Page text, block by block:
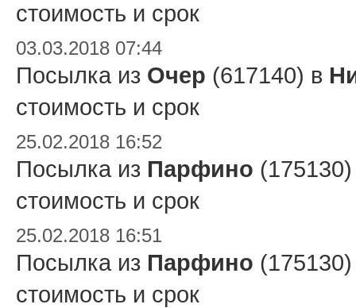
стоимость и срок
03.03.2018 07:44
Посылка из Очер (617140) в
стоимость и срок
25.02.2018 16:52
Посылка из Парфино
стоимость и срок
25.02.2018 16:51
Посылка из Парфино
стоимость и срок